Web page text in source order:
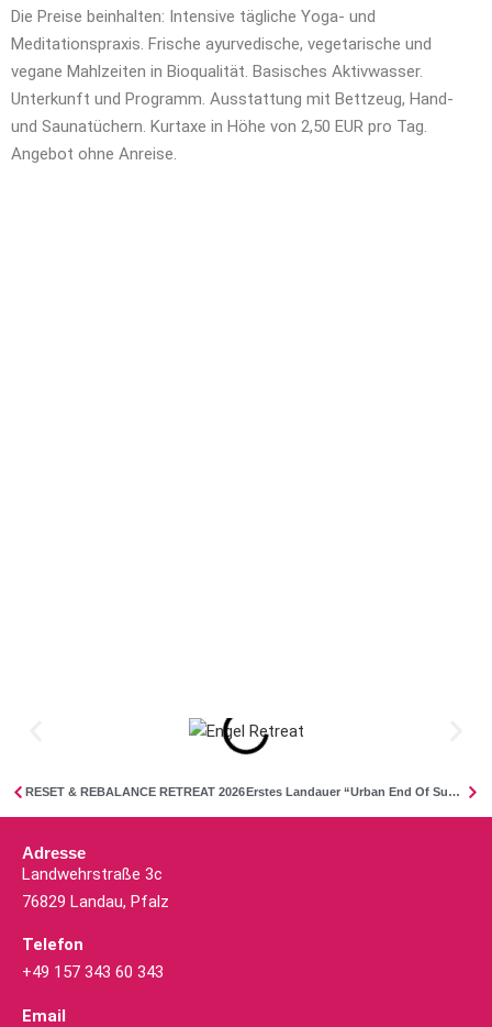
Die Preise beinhalten: Intensive tägliche Yoga- und
Meditationspraxis. Frische ayurvedische, vegetarische und
vegane Mahlzeiten in Bioqualität. Basisches Aktivwasser.
Unterkunft und Programm. Ausstattung mit Bettzeug, Hand-
und Saunatüchern. Kurtaxe in Höhe von 2,50 EUR pro Tag.
Angebot ohne Anreise.
RESET & REBALANCE RETREAT 2026 Erstes Landauer “Urban End Of Summer Retreat”
Adresse
Landwehrstraße 3c
76829 Landau, Pfalz
Telefon
+49 157 343 60 343
Email